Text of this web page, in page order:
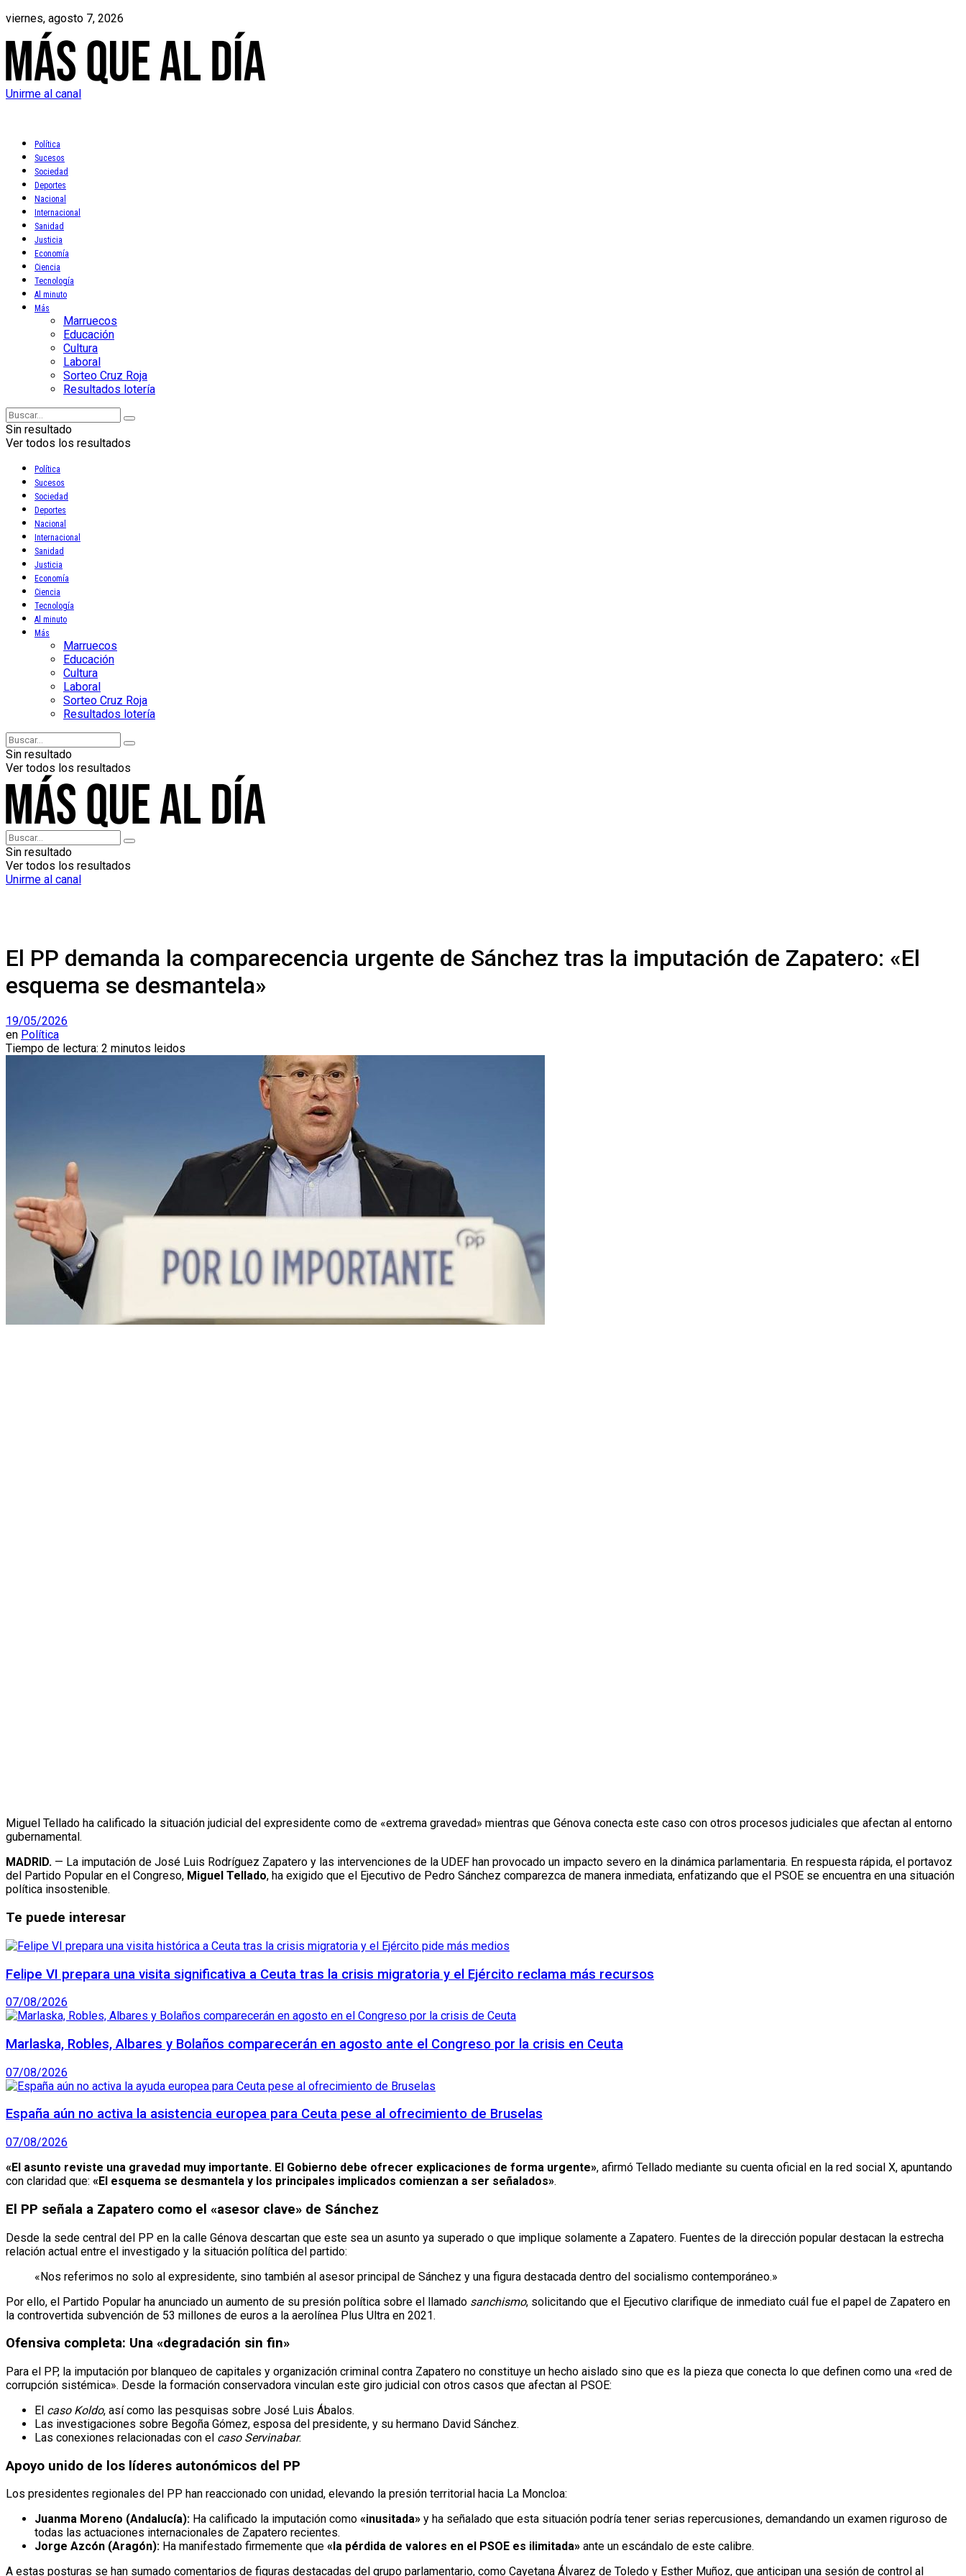
viernes, agosto 7, 2026
Unirme al canal
Política
Sucesos
Sociedad
Deportes
Nacional
Internacional
Sanidad
Justicia
Economía
Ciencia
Tecnología
Al minuto
Más
Marruecos
Educación
Cultura
Laboral
Sorteo Cruz Roja
Resultados lotería
Sin resultado
Ver todos los resultados
Política
Sucesos
Sociedad
Deportes
Nacional
Internacional
Sanidad
Justicia
Economía
Ciencia
Tecnología
Al minuto
Más
Marruecos
Educación
Cultura
Laboral
Sorteo Cruz Roja
Resultados lotería
Sin resultado
Ver todos los resultados
Sin resultado
Ver todos los resultados
Unirme al canal
El PP demanda la comparecencia urgente de Sánchez tras la imputación de Zapatero: «El
esquema se desmantela»
19/05/2026
en Política
Tiempo de lectura: 2 minutos leidos
Miguel Tellado ha calificado la situación judicial del expresidente como de «extrema gravedad» mientras que Génova conecta este caso con otros procesos judiciales que afectan al entorno
gubernamental.
MADRID. — La imputación de José Luis Rodríguez Zapatero y las intervenciones de la UDEF han provocado un impacto severo en la dinámica parlamentaria. En respuesta rápida, el portavoz
del Partido Popular en el Congreso, Miguel Tellado, ha exigido que el Ejecutivo de Pedro Sánchez comparezca de manera inmediata, enfatizando que el PSOE se encuentra en una situación
política insostenible.
Te puede interesar
Felipe VI prepara una visita significativa a Ceuta tras la crisis migratoria y el Ejército reclama más recursos
07/08/2026
Marlaska, Robles, Albares y Bolaños comparecerán en agosto ante el Congreso por la crisis en Ceuta
07/08/2026
España aún no activa la asistencia europea para Ceuta pese al ofrecimiento de Bruselas
07/08/2026
«El asunto reviste una gravedad muy importante. El Gobierno debe ofrecer explicaciones de forma urgente», afirmó Tellado mediante su cuenta oficial en la red social X, apuntando
con claridad que: «El esquema se desmantela y los principales implicados comienzan a ser señalados».
El PP señala a Zapatero como el «asesor clave» de Sánchez
Desde la sede central del PP en la calle Génova descartan que este sea un asunto ya superado o que implique solamente a Zapatero. Fuentes de la dirección popular destacan la estrecha
relación actual entre el investigado y la situación política del partido:
«Nos referimos no solo al expresidente, sino también al asesor principal de Sánchez y una figura destacada dentro del socialismo contemporáneo.»
Por ello, el Partido Popular ha anunciado un aumento de su presión política sobre el llamado sanchismo, solicitando que el Ejecutivo clarifique de inmediato cuál fue el papel de Zapatero en
la controvertida subvención de 53 millones de euros a la aerolínea Plus Ultra en 2021.
Ofensiva completa: Una «degradación sin fin»
Para el PP, la imputación por blanqueo de capitales y organización criminal contra Zapatero no constituye un hecho aislado sino que es la pieza que conecta lo que definen como una «red de
corrupción sistémica». Desde la formación conservadora vinculan este giro judicial con otros casos que afectan al PSOE:
El caso Koldo, así como las pesquisas sobre José Luis Ábalos.
Las investigaciones sobre Begoña Gómez, esposa del presidente, y su hermano David Sánchez.
Las conexiones relacionadas con el caso Servinabar.
Apoyo unido de los líderes autonómicos del PP
Los presidentes regionales del PP han reaccionado con unidad, elevando la presión territorial hacia La Moncloa:
Juanma Moreno (Andalucía): Ha calificado la imputación como «inusitada» y ha señalado que esta situación podría tener serias repercusiones, demandando un examen riguroso de
todas las actuaciones internacionales de Zapatero recientes.
Jorge Azcón (Aragón): Ha manifestado firmemente que «la pérdida de valores en el PSOE es ilimitada» ante un escándalo de este calibre.
A estas posturas se han sumado comentarios de figuras destacadas del grupo parlamentario, como Cayetana Álvarez de Toledo y Esther Muñoz, que anticipan una sesión de control al